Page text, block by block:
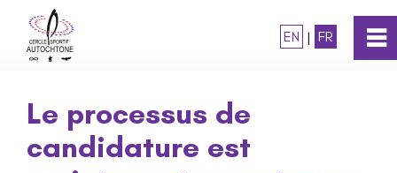
Le processus de
candidature est
0
Accueil
À propos
~
EN | FR